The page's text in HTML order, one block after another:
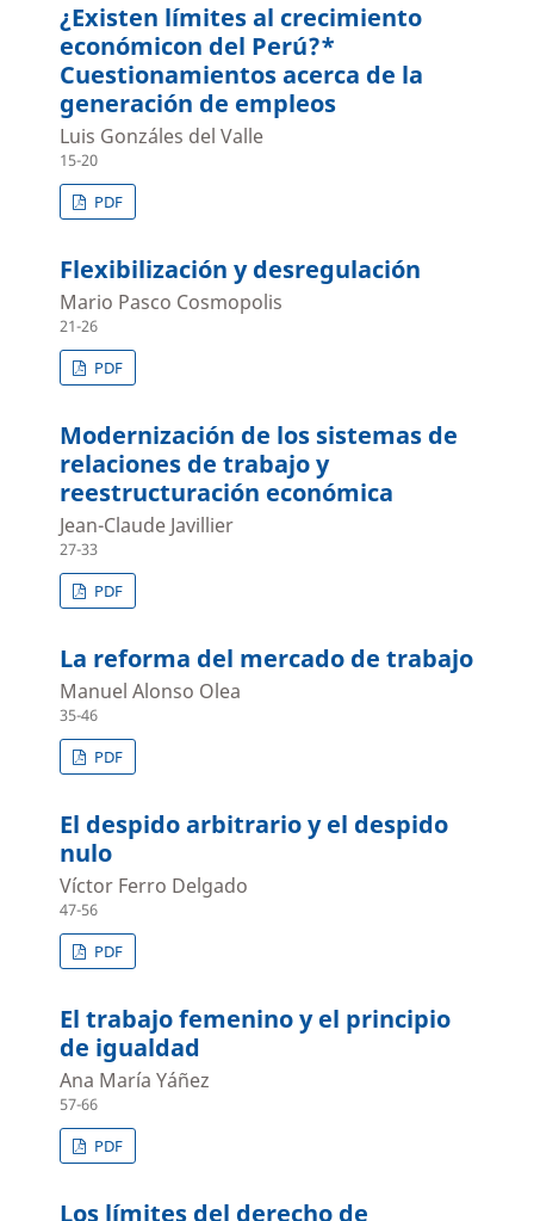
¿Existen límites al crecimiento
económicon del Perú?*
Cuestionamientos acerca de la
generación de empleos
Luis Gonzáles del Valle
15-20
PDF
Flexibilización y desregulación
Mario Pasco Cosmopolis
21-26
PDF
Modernización de los sistemas de
relaciones de trabajo y
reestructuración económica
Jean-Claude Javillier
27-33
PDF
La reforma del mercado de trabajo
Manuel Alonso Olea
35-46
PDF
El despido arbitrario y el despido
nulo
Víctor Ferro Delgado
47-56
PDF
El trabajo femenino y el principio
de igualdad
Ana María Yáñez
57-66
PDF
Los límites del derecho de